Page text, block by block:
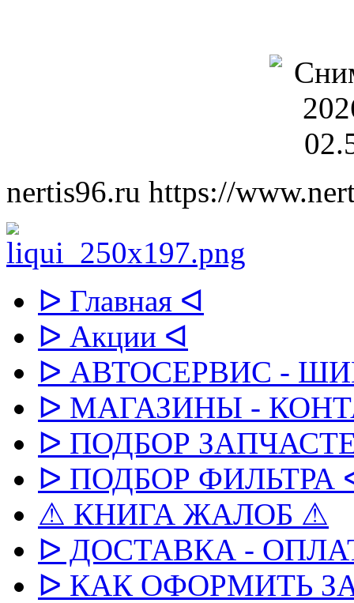
nertis96.ru https://
ᐅ Главная ᐊ
ᐅ Акции ᐊ
ᐅ АВТОСЕРВИС -
ᐅ МАГАЗИНЫ -
ᐅ ПОДБОР
ᐅ ПОДБОР ФИЛЬТРА
⚠ КНИГА ЖАЛОБ ⚠
ᐅ ДОСТАВКА -
ᐅ КАК ОФОРМИТЬ